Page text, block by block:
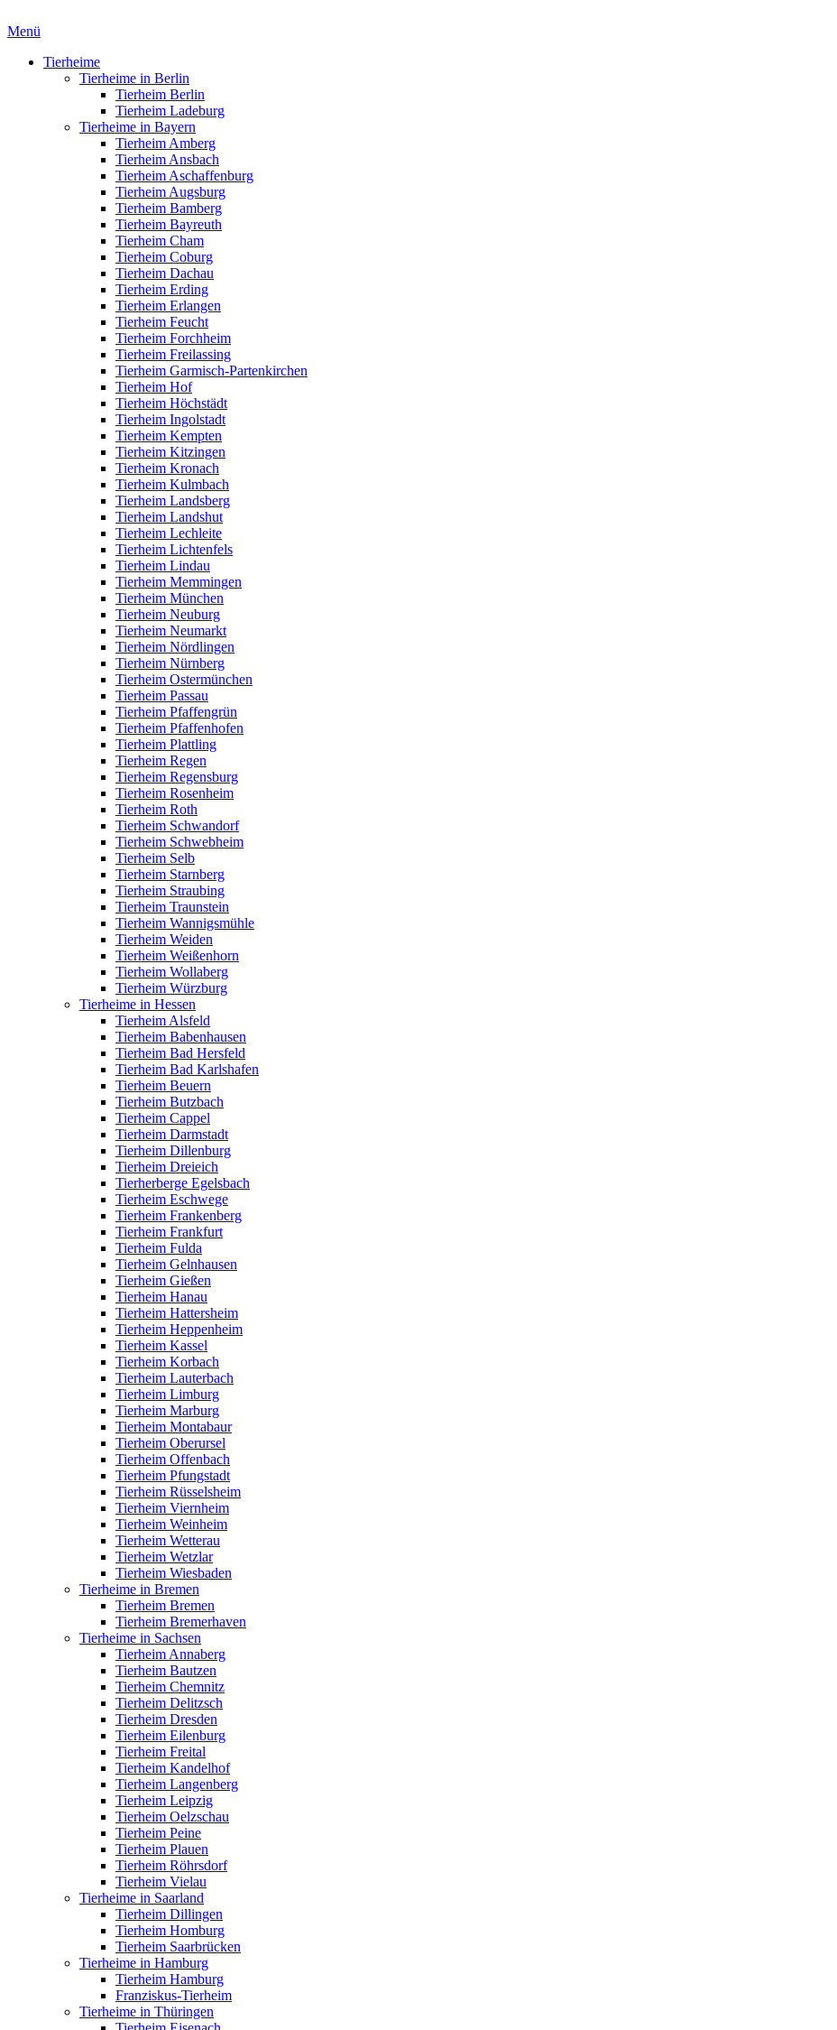
Menü
Tierheime
Tierheime in Berlin
Tierheim Berlin
Tierheim Ladeburg
Tierheime in Bayern
Tierheim Amberg
Tierheim Ansbach
Tierheim Aschaffenburg
Tierheim Augsburg
Tierheim Bamberg
Tierheim Bayreuth
Tierheim Cham
Tierheim Coburg
Tierheim Dachau
Tierheim Erding
Tierheim Erlangen
Tierheim Feucht
Tierheim Forchheim
Tierheim Freilassing
Tierheim Garmisch-Partenkirchen
Tierheim Hof
Tierheim Höchstädt
Tierheim Ingolstadt
Tierheim Kempten
Tierheim Kitzingen
Tierheim Kronach
Tierheim Kulmbach
Tierheim Landsberg
Tierheim Landshut
Tierheim Lechleite
Tierheim Lichtenfels
Tierheim Lindau
Tierheim Memmingen
Tierheim München
Tierheim Neuburg
Tierheim Neumarkt
Tierheim Nördlingen
Tierheim Nürnberg
Tierheim Ostermünchen
Tierheim Passau
Tierheim Pfaffengrün
Tierheim Pfaffenhofen
Tierheim Plattling
Tierheim Regen
Tierheim Regensburg
Tierheim Rosenheim
Tierheim Roth
Tierheim Schwandorf
Tierheim Schwebheim
Tierheim Selb
Tierheim Starnberg
Tierheim Straubing
Tierheim Traunstein
Tierheim Wannigsmühle
Tierheim Weiden
Tierheim Weißenhorn
Tierheim Wollaberg
Tierheim Würzburg
Tierheime in Hessen
Tierheim Alsfeld
Tierheim Babenhausen
Tierheim Bad Hersfeld
Tierheim Bad Karlshafen
Tierheim Beuern
Tierheim Butzbach
Tierheim Cappel
Tierheim Darmstadt
Tierheim Dillenburg
Tierheim Dreieich
Tierherberge Egelsbach
Tierheim Eschwege
Tierheim Frankenberg
Tierheim Frankfurt
Tierheim Fulda
Tierheim Gelnhausen
Tierheim Gießen
Tierheim Hanau
Tierheim Hattersheim
Tierheim Heppenheim
Tierheim Kassel
Tierheim Korbach
Tierheim Lauterbach
Tierheim Limburg
Tierheim Marburg
Tierheim Montabaur
Tierheim Oberursel
Tierheim Offenbach
Tierheim Pfungstadt
Tierheim Rüsselsheim
Tierheim Viernheim
Tierheim Weinheim
Tierheim Wetterau
Tierheim Wetzlar
Tierheim Wiesbaden
Tierheime in Bremen
Tierheim Bremen
Tierheim Bremerhaven
Tierheime in Sachsen
Tierheim Annaberg
Tierheim Bautzen
Tierheim Chemnitz
Tierheim Delitzsch
Tierheim Dresden
Tierheim Eilenburg
Tierheim Freital
Tierheim Kandelhof
Tierheim Langenberg
Tierheim Leipzig
Tierheim Oelzschau
Tierheim Peine
Tierheim Plauen
Tierheim Röhrsdorf
Tierheim Vielau
Tierheime in Saarland
Tierheim Dillingen
Tierheim Homburg
Tierheim Saarbrücken
Tierheime in Hamburg
Tierheim Hamburg
Franziskus-Tierheim
Tierheime in Thüringen